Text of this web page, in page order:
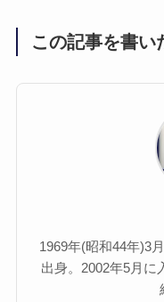
この記事を書い
1969年(昭和44年)3
出身。2002年5月に